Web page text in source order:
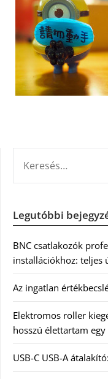
Legutóbbi
BNC csatlakozók
installációkhoz: teljes
Az ingatlan
Elektromos roller
hosszú élettartam egy
USB-C USB-A